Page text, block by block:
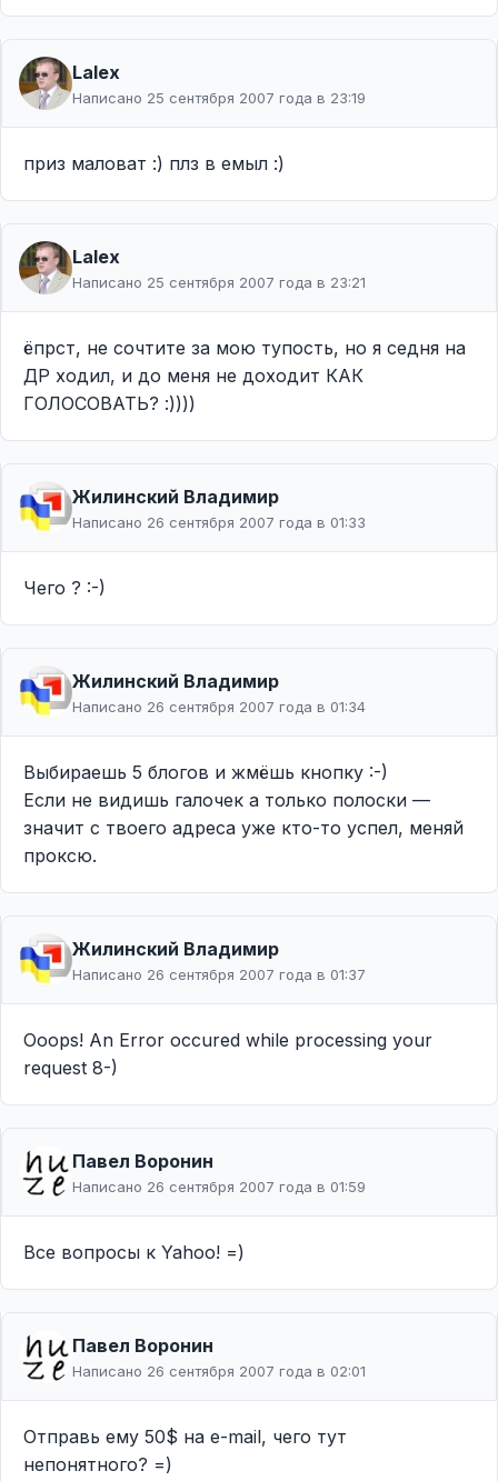
Lalex
Написано 25 сентября 2007 года в 23:19
приз маловат :) плз в емыл :)
Lalex
Написано 25 сентября 2007 года в 23:21
ёпрст, не сочтите за мою тупость, но я седня на
ДР ходил, и до меня не доходит КАК
ГОЛОСОВАТЬ? :))))
Жилинcкий Владимир
Написано 26 сентября 2007 года в 01:33
Чего ? :-)
Жилинcкий Владимир
Написано 26 сентября 2007 года в 01:34
Выбираешь 5 блогов и жмёшь кнопку :-)
Если не видишь галочек а только полоски —
значит с твоего адреса уже кто-то успел, меняй
проксю.
Жилинcкий Владимир
Написано 26 сентября 2007 года в 01:37
Ooops! An Error occured while processing your
request 8-)
Павел Воронин
Написано 26 сентября 2007 года в 01:59
Все вопросы к Yahoo! =)
Павел Воронин
Написано 26 сентября 2007 года в 02:01
Отправь ему 50$ на e-mail, чего тут
непонятного? =)